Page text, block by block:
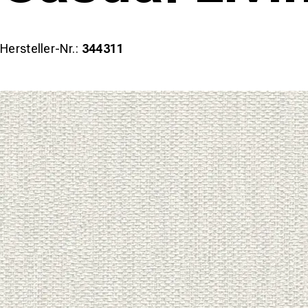
Hersteller-Nr.: 344311